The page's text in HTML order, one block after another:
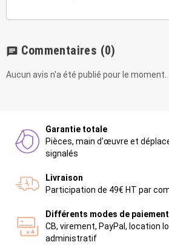
chat Commentaires (0)
Aucun avis n'a été publié pour le moment.
Garantie totale
Pièces, main d'œuvre et
signalés
Livraison
Participation de 49€ HT par
Différents modes de paiement
CB, virement, PayPal, location
administratif